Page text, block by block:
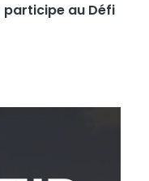
participe au Défi